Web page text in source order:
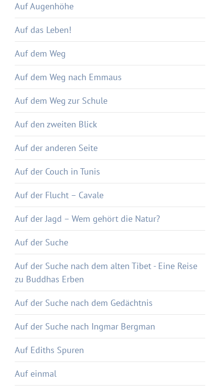
Auf Augenhöhe
Auf das Leben!
Auf dem Weg
Auf dem Weg nach Emmaus
Auf dem Weg zur Schule
Auf den zweiten Blick
Auf der anderen Seite
Auf der Couch in Tunis
Auf der Flucht – Cavale
Auf der Jagd – Wem gehört die Natur?
Auf der Suche
Auf der Suche nach dem alten Tibet - Eine Reise
zu Buddhas Erben
Auf der Suche nach dem Gedächtnis
Auf der Suche nach Ingmar Bergman
Auf Ediths Spuren
Auf einmal